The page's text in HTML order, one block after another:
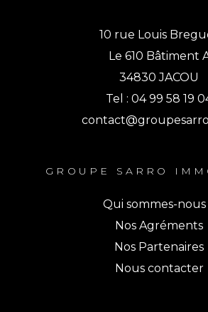
10 rue Louis
Le 610 Bâtiment
34830 JACOU
Tel : 04 99 58 19
GROUPE SARRO
Qui sommes-nous
Nos Agréments
Nos Partenaires
Nous contacter